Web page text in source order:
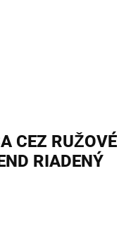
CEZ RUŽOVÉ
RIADENÝ